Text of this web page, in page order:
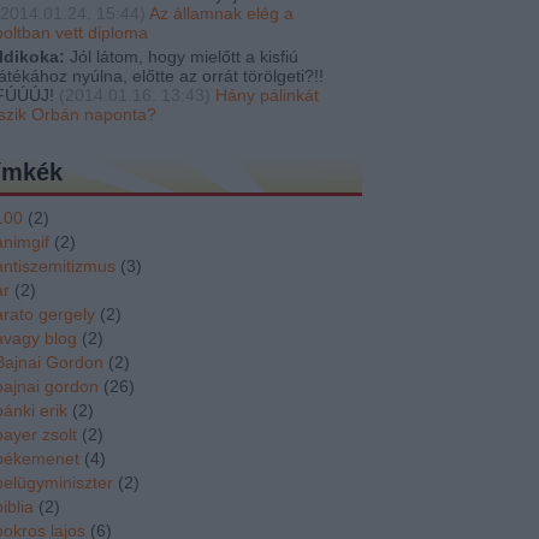
Az államnak elég a
vett diploma
Jól látom, hogy mielőtt a kisfiú
nyúlna, előtte az orrát törölgeti?!!
Hány pálinkát
Orbán naponta?
(2)
(2)
(3)
(2)
gergely (2)
blog (2)
Gordon (2)
gordon (26)
erik (2)
zsolt (2)
(4)
(2)
(2)
lajos (6)